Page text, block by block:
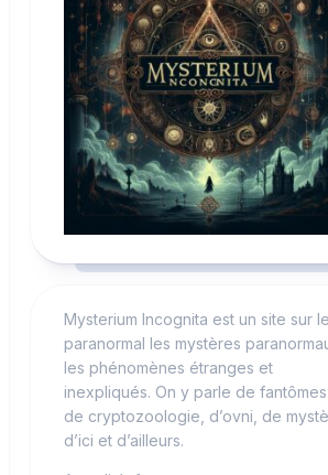
Mysterium Incognita est un site sur le
paranormal les mystères
les phénomènes étranges et
inexpliqués. On y parle de fantômes,
de cryptozoologie, d’ovni, de
d’ici et d’ailleurs.